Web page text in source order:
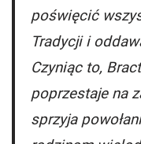
poświęcić
Tradycji i
Czyniąc to,
poprzestaje na
sprzyja